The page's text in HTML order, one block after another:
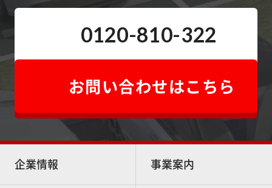
0120-810-322
お問い合わせはこちら
企業情報 事業案内